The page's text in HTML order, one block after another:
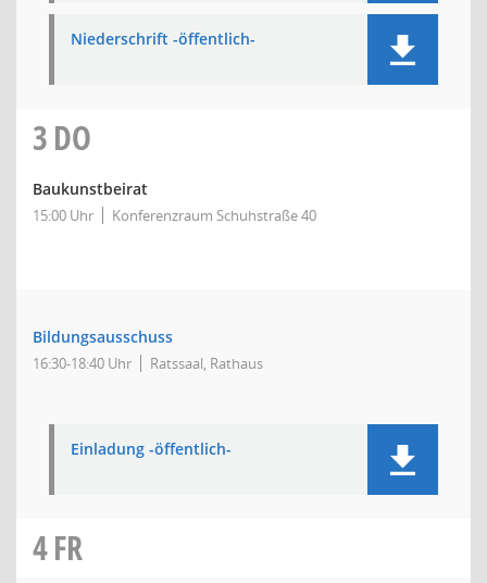
Niederschrift -öffentlich-
3DO
Baukunstbeirat
15:00 Uhr Konferenzraum Schuhstraße 40
Bildungsausschuss
16:30-18:40 Uhr Ratssaal, Rathaus
Einladung -öffentlich-
4FR